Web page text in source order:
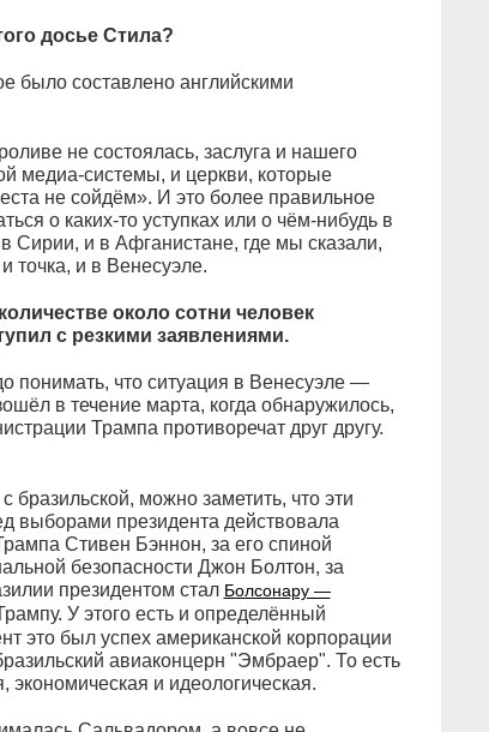
досье Стила?
было составлено английскими
не состоялась, заслуга и нашего
медиа-системы, и церкви, которые
не сойдём». И это более правильное
о каких-то уступках или о чём-нибудь в
Сирии, и в Афганистане, где мы сказали,
точка, и в Венесуэле.
около сотни человек
с резкими заявлениями.
понимать, что ситуация в Венесуэле —
в течение марта, когда обнаружилось,
Трампа противоречат друг другу.
можно заметить, что эти
выборами президента действовала
Стивен Бэннон, за его спиной
безопасности Джон Болтон, за
президентом стал Болсонару —
У этого есть и определённый
это был успех американской корпорации
авиаконцерн "Эмбраер". То есть
экономическая и идеологическая.